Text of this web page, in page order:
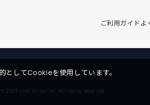
ご利用ガイド よ
2025 Lost Arrow,Inc. All rights reserved.
としてCookieを使用しています。